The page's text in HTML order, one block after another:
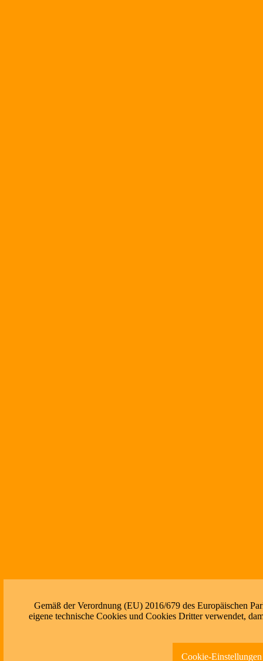
Gemäß der Verordnung (EU) 2016/679 des Europäischen
eigene technische Cookies und Cookies Dritter verwendet,
Cookie-Einstellungen